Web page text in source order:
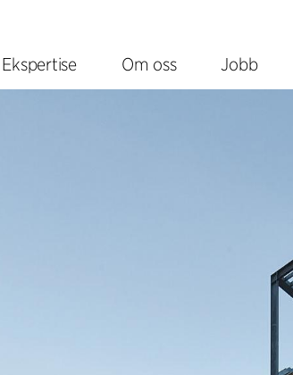
Ekspertise Om oss Jobb